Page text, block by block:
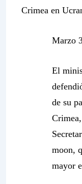
Crimea en
Marzo
El
de su
moon,
mayor